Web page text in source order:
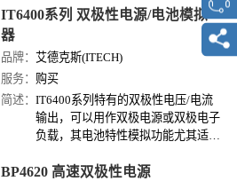
但可以吸收功率还能将消耗的能量清
洁的返回至电网，具有标准的双象限
IT6400系列 双极性电源/电池模拟
器
品牌：艾德克斯(ITECH)
服务： 购买
简述：IT6400系列特有的双极性电压/电流
输出，可以用作双极电源或双极电子
负载，其电池特性模拟功能尤其适用
1nA的解析度，小于20us的超快动态
BP4620 高速双极性电源